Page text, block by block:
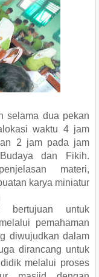
selama dua pekan
waktu 4 jam
2 jam pada jam
dan Fikih.
materi,
karya miniatur
bertujuan untuk
pemahaman
diwujudkan dalam
dirancang untuk
melalui proses